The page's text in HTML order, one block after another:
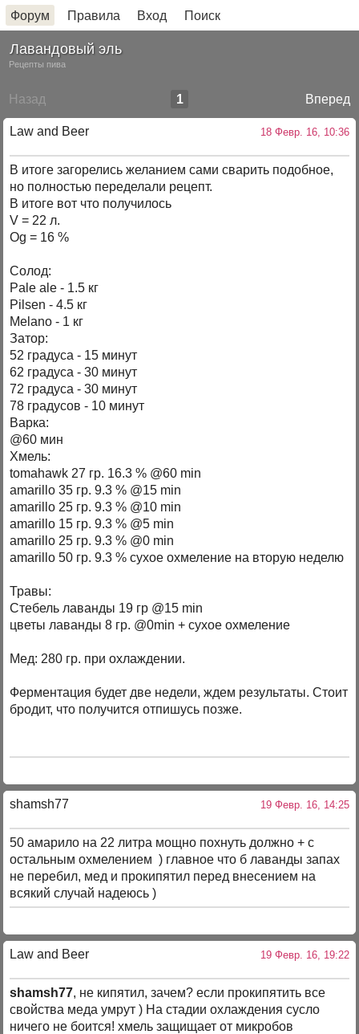
Форум Правила Вход Поиск
Лавандовый эль
Рецепты пива
Назад Вперед
1
Law and Beer 18 Февр. 16, 10:36
В итоге загорелись желанием сами сварить подобное,
но полностью переделали рецепт.
В итоге вот что получилось
V = 22 л.
Og = 16 %
Солод:
Pale ale - 1.5 кг
Pilsen - 4.5 кг
Melano - 1 кг
Затор:
52 градуса - 15 минут
62 градуса - 30 минут
72 градуса - 30 минут
78 градусов - 10 минут
Варка:
@60 мин
Хмель:
tomahawk 27 гр. 16.3 % @60 min
amarillo 35 гр. 9.3 % @15 min
amarillo 25 гр. 9.3 % @10 min
amarillo 15 гр. 9.3 % @5 min
amarillo 25 гр. 9.3 % @0 min
amarillo 50 гр. 9.3 % сухое охмеление на вторую неделю
Травы:
Стебель лаванды 19 гр @15 min
цветы лаванды 8 гр. @0min + сухое охмеление
Мед: 280 гр. при охлаждении.
Ферментация будет две недели, ждем результаты. Стоит
бродит, что получится отпишусь позже.
shamsh77 19 Февр. 16, 14:25
50 амарило на 22 литра мощно похнуть должно + с
остальным охмелением ) главное что б лаванды запах
не перебил, мед и прокипятил перед внесением на
всякий случай надеюсь )
Law and Beer 19 Февр. 16, 19:22
shamsh77, не кипятил, зачем? если прокипятить все
свойства меда умрут ) На стадии охлаждения сусло
ничего не боится! хмель защищает от микробов